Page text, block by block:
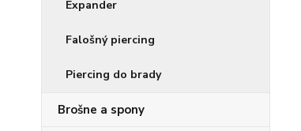
Expander
Falošný piercing
Piercing do brady
Brošne a spony